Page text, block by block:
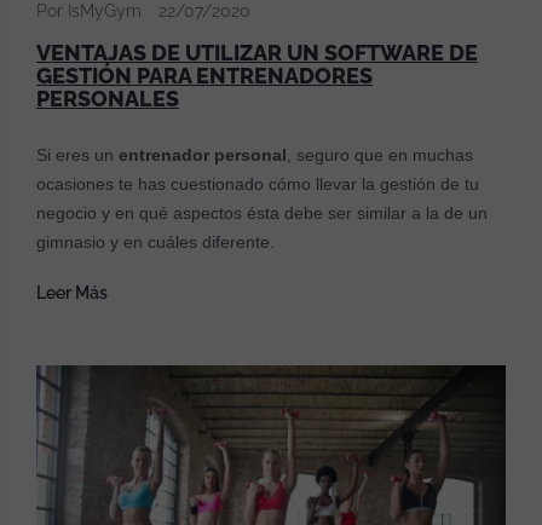
Por IsMyGym 22/07/2020
VENTAJAS DE UTILIZAR UN SOFTWARE DE
GESTIÓN PARA ENTRENADORES
PERSONALES
Si eres un entrenador personal, seguro que en muchas
ocasiones te has cuestionado cómo llevar la gestión de tu
negocio y en qué aspectos ésta debe ser similar a la de un
gimnasio y en cuáles diferente.
Leer Más